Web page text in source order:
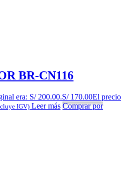
BR-CN116
era: S/ 200.00.S/170.00El precio
IGV) Leer más Comprar por